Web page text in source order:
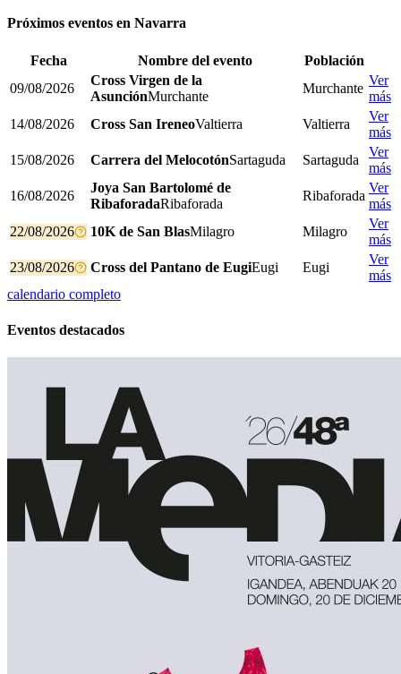
Próximos eventos en Navarra
Fecha Nombre del evento
Población
09/08/2026
Cross Virgen de la
AsunciónMurchante
Murchante
Ver
más
14/08/2026
Cross San IreneoValtierra Valtierra
Ver
más
15/08/2026
Carrera del MelocotónSartaguda Sartaguda
Ver
más
16/08/2026
Joya San Bartolomé de
RibaforadaRibaforada
Ribaforada
Ver
más
22/08/2026
10K de San BlasMilagro Milagro
Ver
más
23/08/2026
Cross del Pantano de EugiEugi Eugi
Ver
más
calendario completo
Eventos destacados